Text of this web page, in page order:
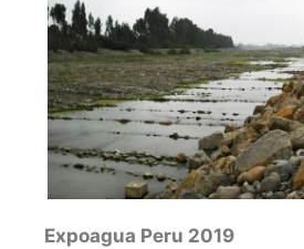
Expoagua Peru 2019